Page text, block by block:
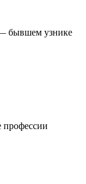
бывшем узнике